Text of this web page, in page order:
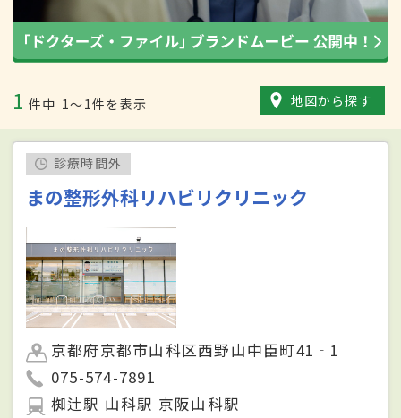
1 件中 1〜1件を表示 地図から探す
診療時間外
まの整形外科リハビリクリニック
京都府京都市山科区西野山中臣町41‐1
075-574-7891
椥辻駅 山科駅 京阪山科駅